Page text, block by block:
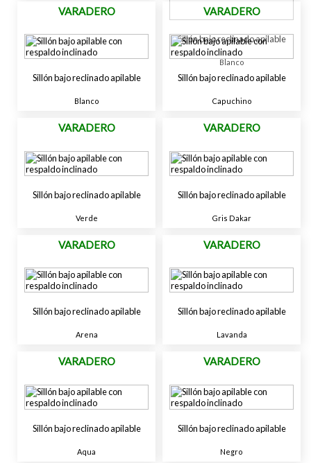
Sillón bajo reclinado apilable
Blanco
VARADERO
Sillón bajo reclinado apilable
Blanco
VARADERO
Sillón bajo reclinado apilable
Capuchino
VARADERO
Sillón bajo reclinado apilable
Verde
VARADERO
Sillón bajo reclinado apilable
Gris Dakar
VARADERO
Sillón bajo reclinado apilable
Arena
VARADERO
Sillón bajo reclinado apilable
Lavanda
VARADERO
Sillón bajo reclinado apilable
Aqua
VARADERO
Sillón bajo reclinado apilable
Negro